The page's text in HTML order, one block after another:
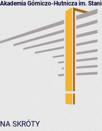
Akademia Górniczo-Hutnicza im.
NA SKRÓTY